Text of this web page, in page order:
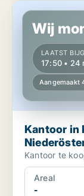
Kantoor in
Wij
LAATST
17:50 • 24
Aangemaakt
Kantoor in
Kantoor te
Areal
-